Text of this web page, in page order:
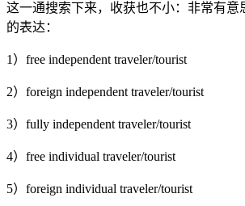
这一通搜索下来，收获也不小：非常有意
的表达：
1）free independent traveler/tourist
2）foreign independent traveler/tourist
3）fully independent traveler/tourist
4）free individual traveler/tourist
5）foreign individual traveler/tourist